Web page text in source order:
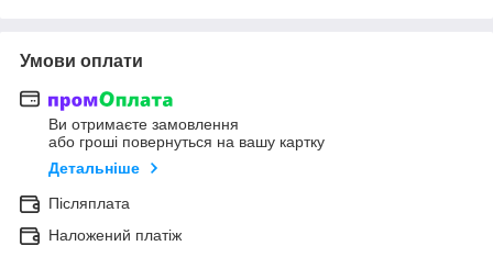
Умови оплати
Ви отримаєте замовлення
або гроші повернуться на вашу картку
Детальніше
Післяплата
Наложений платіж